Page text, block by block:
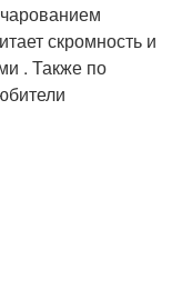
скромность и
. Также по